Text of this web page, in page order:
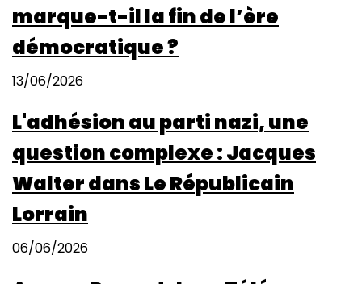
marque-t-il la fin de l’ère
démocratique ?
13/06/2026
L'adhésion au parti nazi, une
question complexe : Jacques
Walter dans Le Républicain
Lorrain
06/06/2026